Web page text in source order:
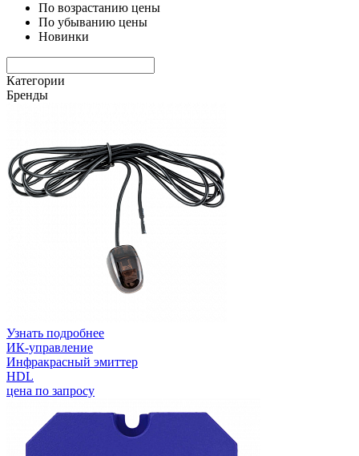
По возрастанию цены
По убыванию цены
Новинки
Категории
Бренды
Узнать подробнее
ИК-управление
Инфракрасный эмиттер
HDL
цена по запросу